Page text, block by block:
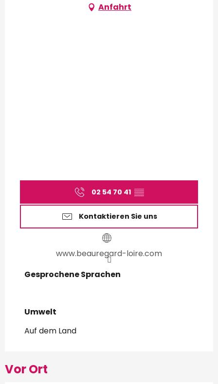
Anfahrt
02 54 70 41 ▒▒
Kontaktieren Sie uns
www.beauregard-loire.com
Gesprochene Sprachen
Gesprochene Sprachen
Umwelt
Umwelt
Auf dem Land
Vor Ort